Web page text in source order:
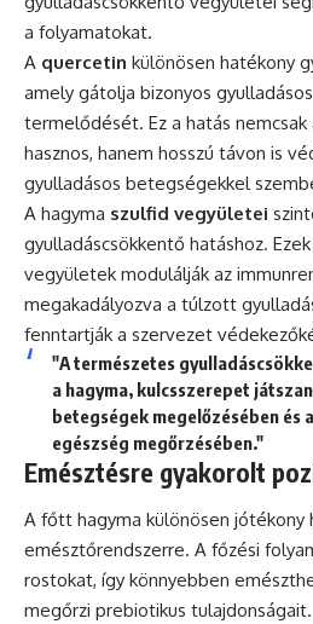
a folyamatokat.
A quercetin különösen hatékony
amely gátolja bizonyos
termelődését. Ez a hatás
hasznos, hanem hosszú távon is
gyulladásos betegségekkel
A hagyma szulfid vegyületei
gyulladáscsökkentő hatáshoz.
vegyületek modulálják az
megakadályozva a túlzott
fenntartják a szervezet
"A természetes
a hagyma, kulcsszerepet
betegségek megelőzésében és
egészség megőrzésében."
Emésztésre gyakorolt
A főtt hagyma különösen jótékony
emésztőrendszerre. A főzési
rostokat, így könnyebben
megőrzi prebiotikus tulajdonságait.